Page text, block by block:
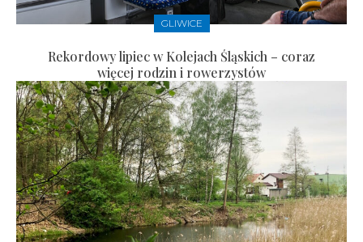
GLIWICE
Rekordowy lipiec w Kolejach Śląskich – coraz
więcej rodzin i rowerzystów